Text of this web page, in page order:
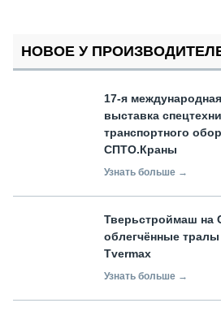
НОВОЕ У
17-я
выставка
транспортного
СПТО.Краны
Узнать больше →
Тверьстроймаш на
облегчённые
Tvermax
Узнать больше →